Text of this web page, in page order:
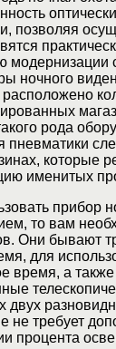
позволяя
модернизации
ночного
расположено
рода
пневматики
которые
именитых
прибор
то вам
Они бывают
для
время, а также
не требует
процента